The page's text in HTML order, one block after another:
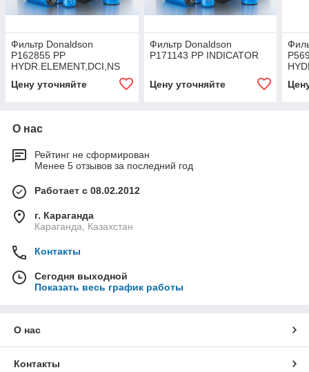
Фильтр Donaldson
P162855 PP
HYDR.ELEMENT,DCI,NS
Цену уточняйте
Фильтр Donaldson
P171143 PP INDICATOR
Цену уточняйте
О нас
Рейтинг не сформирован
Менее 5 отзывов за последний год
Работает с 08.02.2012
г. Караганда
Караганда, Казахстан
Контакты
Сегодня выходной
Показать весь график работы
О нас
Контакты